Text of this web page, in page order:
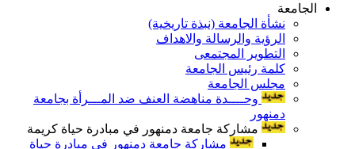
الجامعة
نشأة الجامعة (نبذة تاريخية)
الرؤية والرسالة والاهداف
التطوير المجتمعى
كلمة رئيس الجامعة
مجلس الجامعة
وحــــدة مناهضة العنف ضد المـــرأة بجامعة
دمنهور
مشاركة جامعة دمنهور في مبادرة حياة كريمة
مشاركة جامعة دمنهور في مبادرة حياة